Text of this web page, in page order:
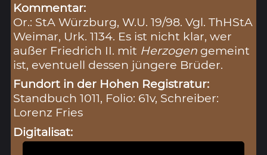
Kommentar:
Or.: StA Würzburg, W.U. 19/98. Vgl. ThHStA
Weimar, Urk. 1134. Es ist nicht klar, wer
außer Friedrich II. mit Herzogen gemeint
ist, eventuell dessen jüngere Brüder.
Fundort in der Hohen Registratur:
Standbuch 1011, Folio: 61v, Schreiber:
Lorenz Fries
Digitalisat: